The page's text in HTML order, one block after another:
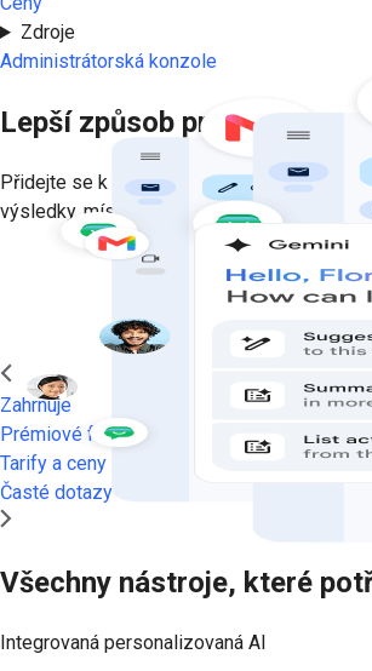
Zdroje
Administrátorská konzole
Lepší způsob práce
Přidejte se k milionům firem, které
výsledky, místo abyste hledali informace.
Vyzkoušejte nyní
Zahrnuje
Prémiové funkce
Tarify a ceny
Časté dotazy
Všechny nástroje, které
Integrovaná personalizovaná AI